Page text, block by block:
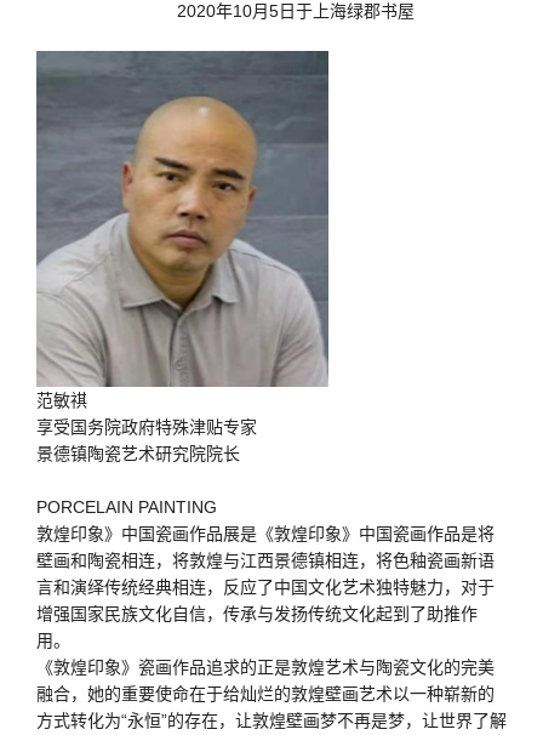
2020年10月5日于上海绿郡书屋
范敏祺
享受国务院政府特殊津贴专家
景德镇陶瓷艺术研究院院长
PORCELAIN PAINTING
敦煌印象》中国瓷画作品展是《敦煌印象》中国瓷画作品是将
壁画和陶瓷相连，将敦煌与江西景德镇相连，将色釉瓷画新语
言和演绎传统经典相连，反应了中国文化艺术独特魅力，对于
增强国家民族文化自信，传承与发扬传统文化起到了助推作
用。
《敦煌印象》瓷画作品追求的正是敦煌艺术与陶瓷文化的完美
融合，她的重要使命在于给灿烂的敦煌壁画艺术以一种崭新的
方式转化为“永恒”的存在，让敦煌壁画梦不再是梦，让世界了解